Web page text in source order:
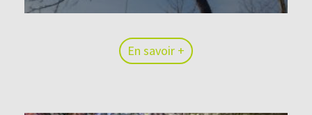
En savoir +